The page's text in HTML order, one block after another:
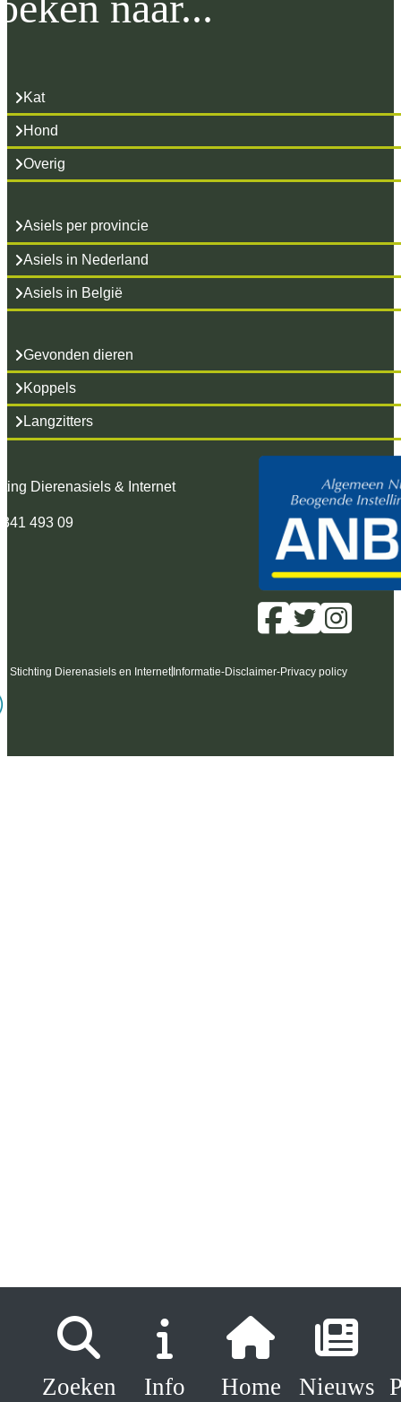
Zoeken Info Home Nieuws
Kat
Hond
Overig
Asiels per provincie
Asiels in Nederland
Asiels in België
Gevonden dieren
Koppels
Langzitters
Dierenasiels & Internet
493 09
Stichting Dierenasiels en Internet Informatie-Disclaimer-Privacy policy